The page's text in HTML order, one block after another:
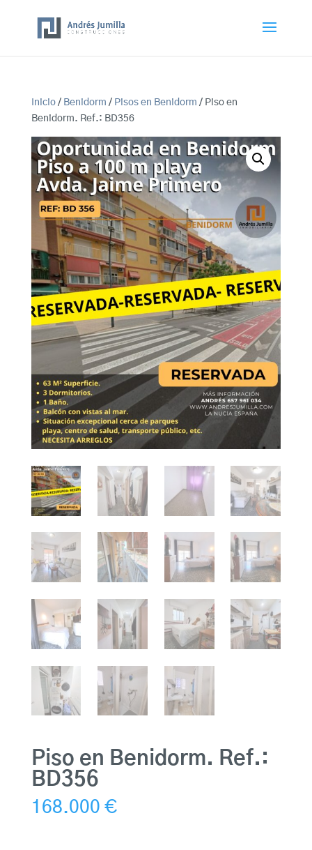
Inicio/ Benidorm / Pisos en Benidorm / Piso en
Benidorm. Ref.: BD356
Piso en Benidorm. Ref.:
BD356
168.000 €